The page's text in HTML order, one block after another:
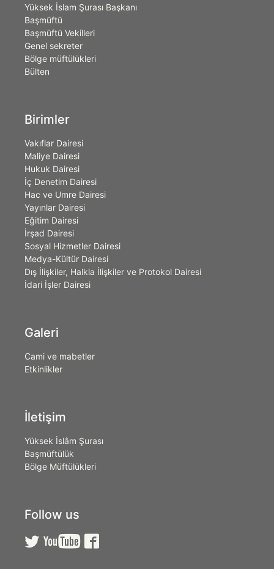
Yüksek İslam Şurası Başkanı
Başmüftü
Başmüftü Vekilleri
Genel sekreter
Bölge müftülükleri
Bülten
Birimler
Vakıflar Dairesi
Maliye Dairesi
Hukuk Dairesi
İç Denetim Dairesi
Hac ve Umre Dairesi
Yayınlar Dairesi
Eğitim Dairesi
İrşad Dairesi
Sosyal Hizmetler Dairesi
Medya-Kültür Dairesi
Dış İlişkiler, Halkla İlişkiler ve Protokol Dairesi
İdari İşler Dairesi
Galeri
Cami ve mabetler
Etkinlikler
İletişim
Yüksek İslâm Şurası
Başmüftülük
Bölge Müftülükleri
Follow us
  